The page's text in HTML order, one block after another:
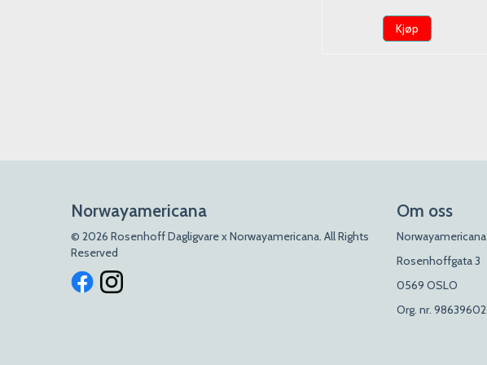
Kjøp
Norwayamericana
© 2026 Rosenhoff Dagligvare x Norwayamericana. All Rights
Reserved
Om oss
Norwayamericana
Rosenhoffgata 3
0569 OSLO
Org. nr.